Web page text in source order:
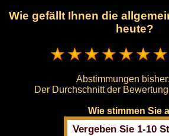
Wie gefällt Ihnen die
heute?
Abstimmungen bisher:
Der Durchschnitt der
Wie stimmen Sie